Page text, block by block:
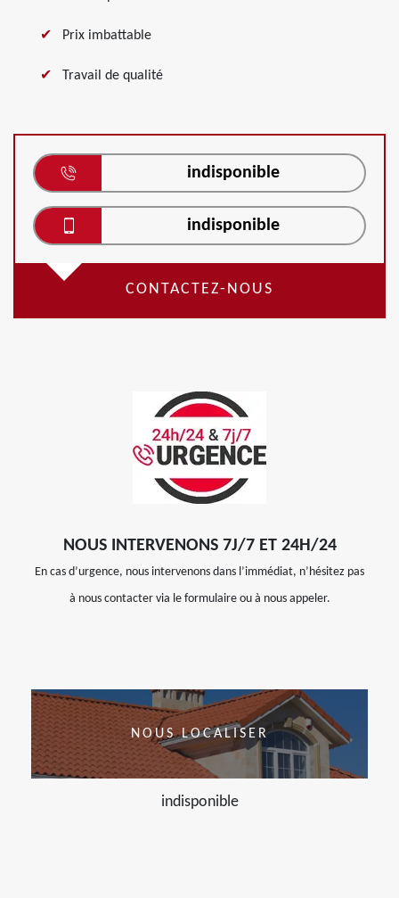
Prix imbattable
Travail de qualité
indisponible
indisponible
CONTACTEZ-NOUS
NOUS INTERVENONS 7J/7 ET 24H/24
En cas d’urgence, nous intervenons dans l’immédiat, n’hésitez pas
à nous contacter via le formulaire ou à nous appeler.
NOUS LOCALISER
indisponible